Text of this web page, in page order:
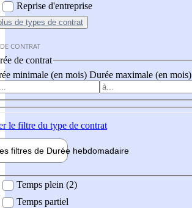
Reprise d'entreprise
de types de contrat
CONTRAT
de contrat
minimale (en mois) Durée maximale (en mois)
le filtre du type de contrat
filtres de Durée hebdomadaire
Temps plein (2)
Temps partiel